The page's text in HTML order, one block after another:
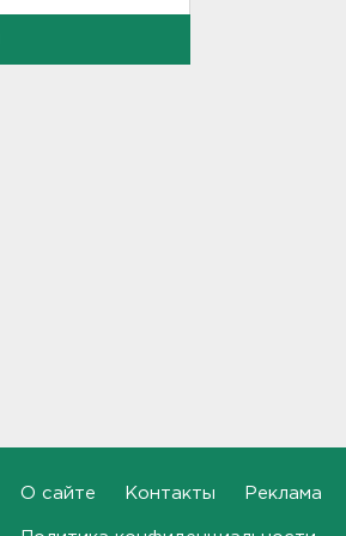
О сайте Контакты Реклама